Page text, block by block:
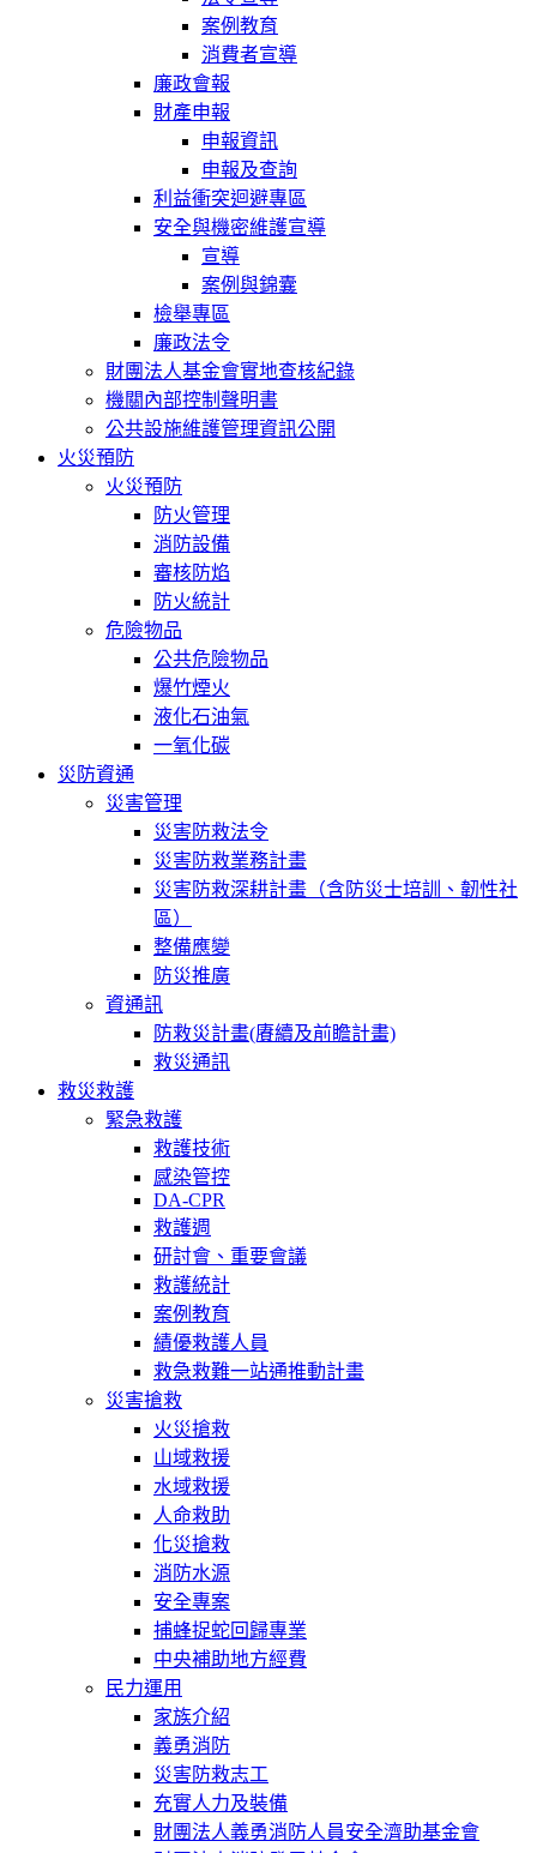
案例教育
消費者宣導
廉政會報
財產申報
申報資訊
申報及查詢
利益衝突迴避專區
安全與機密維護宣導
宣導
案例與錦囊
檢舉專區
廉政法令
財團法人基金會實地查核紀錄
機關內部控制聲明書
公共設施維護管理資訊公開
火災預防
火災預防
防火管理
消防設備
審核防焰
防火統計
危險物品
公共危險物品
爆竹煙火
液化石油氣
一氧化碳
災防資通
災害管理
災害防救法令
災害防救業務計畫
災害防救深耕計畫（含防災士培訓、韌性社
區）
整備應變
防災推廣
資通訊
防救災計畫(賡續及前瞻計畫)
救災通訊
救災救護
緊急救護
救護技術
感染管控
DA-CPR
救護週
研討會、重要會議
救護統計
案例教育
績優救護人員
救急救難一站通推動計畫
災害搶救
火災搶救
山域救援
水域救援
人命救助
化災搶救
消防水源
安全專案
捕蜂捉蛇回歸專業
中央補助地方經費
民力運用
家族介紹
義勇消防
災害防救志工
充實人力及裝備
財團法人義勇消防人員安全濟助基金會